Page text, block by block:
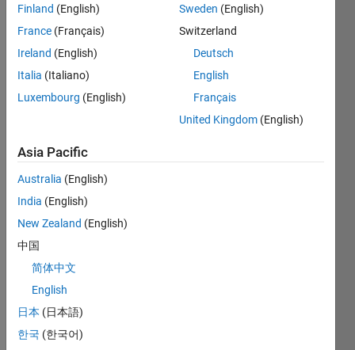
Show older
comments
ベク
号に
変
換、
か
HDL
コー
ド生
るた
めに
Serial
Finland (English)
France (Français)
Ireland (English)
Italia (Italiano)
Luxembourg (English)
Sweden (English)
Switzerland
Deutsch
English
Français
United Kingdom (English)
Asia Pacific
Australia (English)
India (English)
New Zealand (English)
中国
简体中文
English
日本 (日本語)
한국 (한국어)